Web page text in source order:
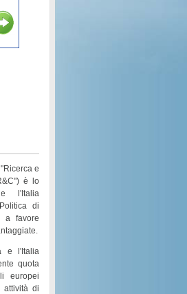
e
è lo
l'Italia
di
a favore
e l'Italia
quota
europei
attività di